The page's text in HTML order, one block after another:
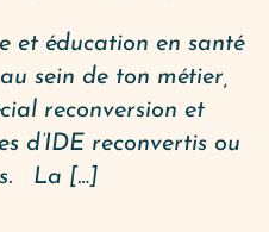
et éducation en santé
sein de ton métier,
reconversion et
d’IDE reconvertis ou
La […]